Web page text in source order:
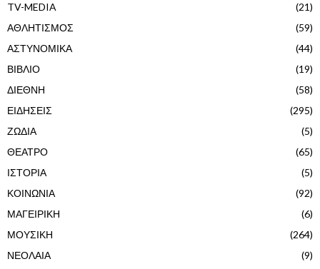
TV-MEDIA
(21)
ΑΘΛΗΤΙΣΜΟΣ
(59)
ΑΣΤΥΝΟΜΙΚΑ
(44)
ΒΙΒΛΙΟ
(19)
ΔΙΕΘΝΗ
(58)
ΕΙΔΗΣΕΙΣ
(295)
ΖΩΔΙΑ
(5)
ΘΕΑΤΡΟ
(65)
ΙΣΤΟΡΙΑ
(5)
ΚΟΙΝΩΝΙΑ
(92)
ΜΑΓΕΙΡΙΚΗ
(6)
ΜΟΥΣΙΚΗ
(264)
ΝΕΟΛΑΙΑ
(9)